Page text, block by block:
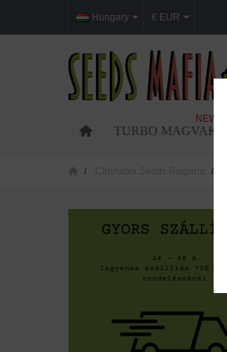
Hungary € EUR
TURBO MAGVAK
NEW